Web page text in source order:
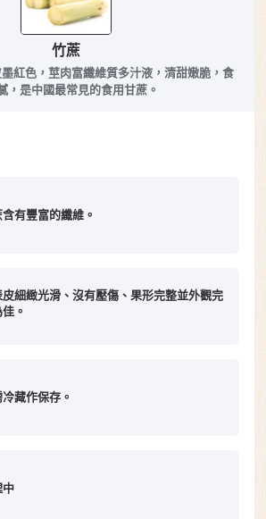
竹蔗
紅色，莖肉富纖維質多汁液，清甜嫩脆，食
，是中國最常見的食用甘蔗。
有豐富的纖維。
皮細緻光滑、沒有壓傷、果形完整並外觀完
。
藏作保存。
中